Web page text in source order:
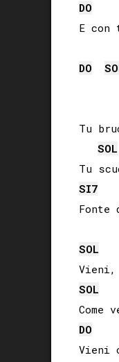
DO
E con
DO
Tu
SOL
SI7
SOL
SOL
DO